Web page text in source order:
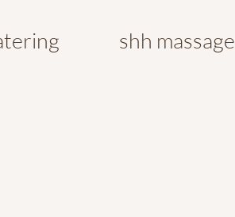
shh massage